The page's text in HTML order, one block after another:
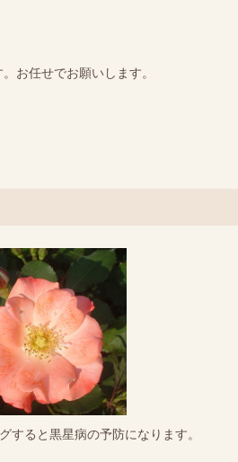
お任せでお願いします。
すると黒星病の予防になります。